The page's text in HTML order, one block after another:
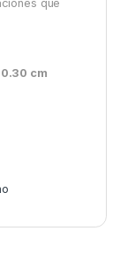
que
0.30 cm